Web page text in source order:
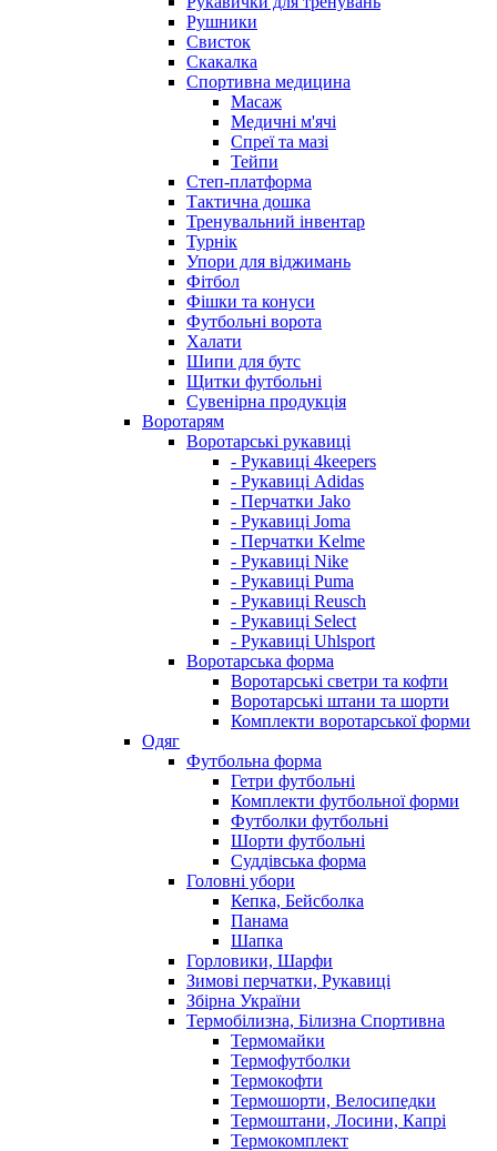
Рушники
Свисток
Скакалка
Спортивна медицина
Масаж
Медичні м'ячі
Спреї та мазі
Тейпи
Степ-платформа
Тактична дошка
Тренувальний інвентар
Турнік
Упори для віджимань
Фітбол
Фішки та конуси
Футбольні ворота
Халати
Шипи для бутс
Щитки футбольні
Сувенірна продукція
Воротарям
Воротарські рукавиці
- Рукавиці 4keepers
- Рукавиці Adidas
- Перчатки Jako
- Рукавиці Joma
- Перчатки Kelme
- Рукавиці Nike
- Рукавиці Puma
- Рукавиці Reusch
- Рукавиці Select
- Рукавиці Uhlsport
Воротарська форма
Воротарські светри та кофти
Воротарські штани та шорти
Комплекти воротарської форми
Одяг
Футбольна форма
Гетри футбольні
Комплекти футбольної форми
Футболки футбольні
Шорти футбольні
Суддівська форма
Головні убори
Кепка, Бейсболка
Панама
Шапка
Горловики, Шарфи
Зимові перчатки, Рукавиці
Збірна України
Термобілизна, Білизна Спортивна
Термомайки
Термофутболки
Термокофти
Термошорти, Велосипедки
Термоштани, Лосини, Капрі
Термокомплект